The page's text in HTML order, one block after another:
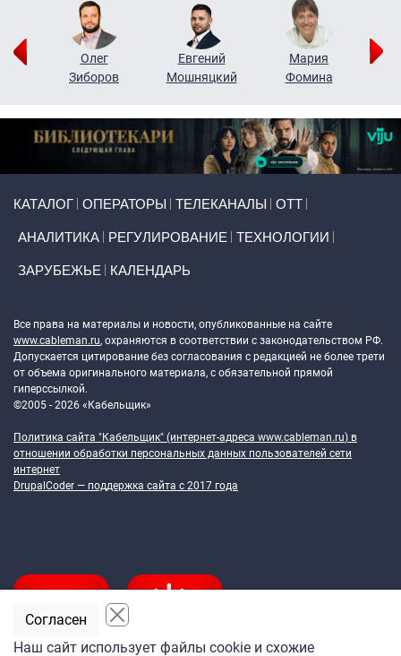
Олег
Зиборов
Евгений
Мошняцкий
Мария
Фомина
КАТАЛОГ ОПЕРАТОРЫ ТЕЛЕКАНАЛЫ ОТТ
АНАЛИТИКА РЕГУЛИРОВАНИЕ ТЕХНОЛОГИИ
ЗАРУБЕЖЬЕ КАЛЕНДАРЬ
Все права на материалы и новости, опубликованные на сайте
www.cableman.ru, охраняются в соответствии с законодательством РФ.
Допускается цитирование без согласования с редакцией не более трети
от объема оригинального материала, с обязательной прямой
гиперссылкой.
©2005 - 2026 «Кабельщик»
Политика сайта "Кабельщик" (интернет-адреса www.cableman.ru) в
отношении обработки персональных данных пользователей сети
интернет
DrupalCoder — поддержка сайта c 2017 года
Наш сайт использует файлы cookie и схожие
Согласен